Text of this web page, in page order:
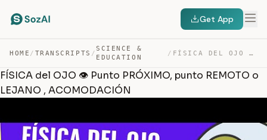
Get App
HOME / TRANSCRIPTS /
SCIENCE &
EDUCATION
/ FÍSICA DEL OJO 👁️ PUNTO PRÓXIMO, PUNTO REMOTO O LEJANO … — TRANSCRIPT
FÍSICA del OJO 👁️ Punto PRÓXIMO, punto REMOTO o
LEJANO , ACOMODACIÓN